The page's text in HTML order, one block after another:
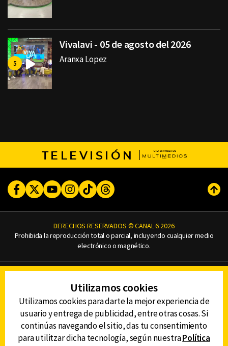
Vivalavi - 05 de agosto del 2026
Aranxa Lopez
TELEVISIÓN
FacebookTwitterYoutubeInstagram
TikTokThreads
DERECHOS RESERVADOS © CANAL 6 2026
Prohibida la reproducción total o parcial, incluyendo cualquier medio
electrónico o magnético.
AVISO DE PRIVACIDAD
AVISO LEGAL
DEFENSORÍA DE LAS AUDIENCIAS
Utilizamos cookies
Utilizamos cookies para darte la mejor experiencia de
usuario y entrega de publicidad, entre otras cosas. Si
continúas navegando el sitio, das tu consentimiento
para utilitzar dicha tecnología, según nuestraPolítica